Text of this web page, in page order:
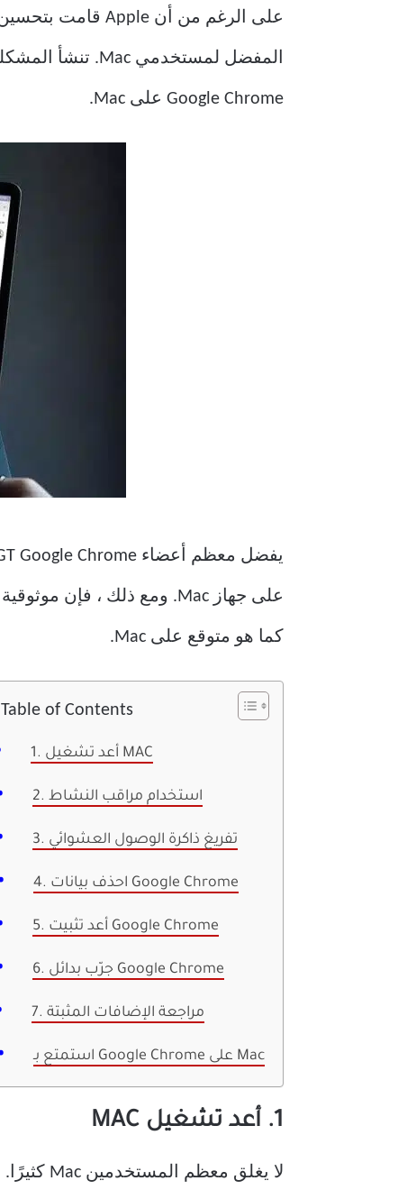
على الرغم من أن Apple قامت بتحسين
Google Chrome على Mac.
يفضل معظم أعضاء GT Google Chrome على Safari بسبب
كما هو متوقع على Mac.
Table of Contents
1. أعد تشغيل MAC
2. استخدام مراقب النشاط
3. تفريغ ذاكرة الوصول العشوائي
4. احذف بيانات Google Chrome
5. أعد تثبيت Google Chrome
6. جرّب بدائل Google Chrome
7. مراجعة الإضافات المثبتة
استمتع بـ Google Chrome على Mac
1. أعد تشغيل MAC
لا يغلق معظم المستخدمين Mac كثيرًا. لقد وضعوا جهاز Mac في وضع السكون ليكون جاهزًا للاستخدام في بضع ثوانٍ.